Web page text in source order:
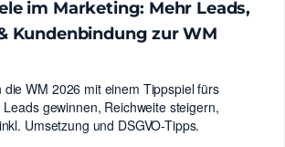
im Marketing: Mehr Leads,
Kundenbindung zur WM
WM 2026 mit einem Tippspiel fürs
gewinnen, Reichweite steigern,
Umsetzung und DSGVO-Tipps.